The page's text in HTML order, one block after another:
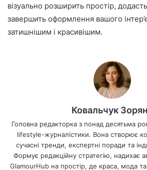
візуально розширить простір,
завершить оформлення вашого
затишнішим і красивішим.
Ковальчук
Головна редакторка з понад десятьма
lifestyle-журналістики. Вона створює
сучасні тренди, експертні поради та
Формує редакційну стратегію, надихає
GlamourHub на простір, де краса, мода та